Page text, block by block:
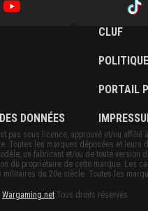
DONNÉES
CLUF
PORTAIL
pas sous licence, approuvé et/ou
Toutes les marques déposées et leurs
un fabricant et/ou de toute
du propriétaire de cette marque. Les
militaires du 20e siècle. Toutes les
Wargaming.net Tous droits réservés.